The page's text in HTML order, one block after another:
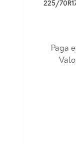
225/
original
actual
Paga